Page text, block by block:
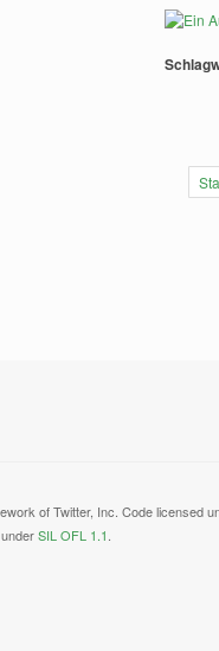
of Twitter, Inc. Code licensed
SIL OFL 1.1